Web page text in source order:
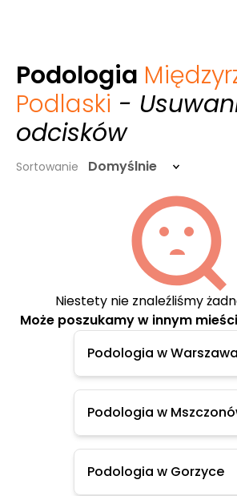
Podologia
Podlaski -
odcisków
Sortowanie Domyślnie
Niestety nie znaleźliśmy
Może poszukamy w innym
Podologia w Warszawa
Podologia w
Podologia w Gorzyce